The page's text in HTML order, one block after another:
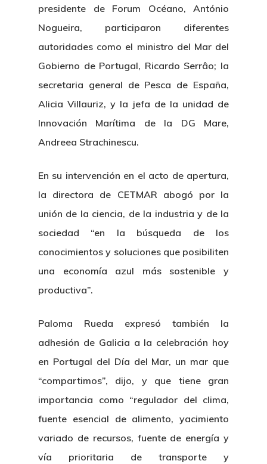
presidente de Forum Océano, António
Nogueira, participaron diferentes
autoridades como el ministro del Mar del
Gobierno de Portugal, Ricardo Serrâo; la
secretaria general de Pesca de España,
Alicia Villauriz, y la jefa de la unidad de
Innovación Marítima de la DG Mare,
Andreea Strachinescu.
En su intervención en el acto de apertura,
la directora de CETMAR abogó por la
unión de la ciencia, de la industria y de la
sociedad “en la búsqueda de los
conocimientos y soluciones que posibiliten
una economía azul más sostenible y
productiva”.
Paloma Rueda expresó también la
adhesión de Galicia a la celebración hoy
en Portugal del Día del Mar, un mar que
“compartimos”, dijo, y que tiene gran
importancia como “regulador del clima,
fuente esencial de alimento, yacimiento
variado de recursos, fuente de energía y
vía prioritaria de transporte y